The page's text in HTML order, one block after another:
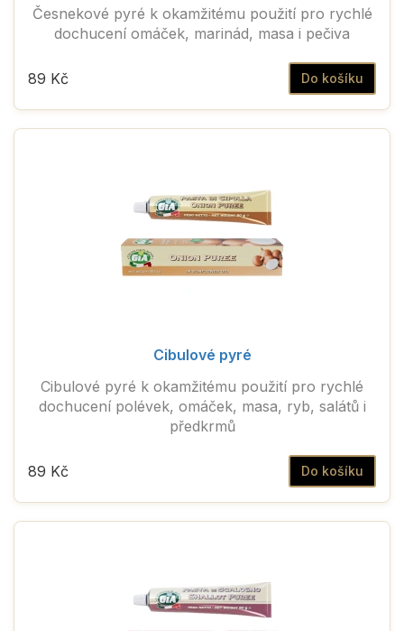
Česnekové pyré k okamžitému použití pro rychlé
dochucení omáček, marinád, masa i pečiva
Do košíku
89 Kč
Cibulové pyré
Cibulové pyré k okamžitému použití pro rychlé
dochucení polévek, omáček, masa, ryb, salátů i
předkrmů
Do košíku
89 Kč